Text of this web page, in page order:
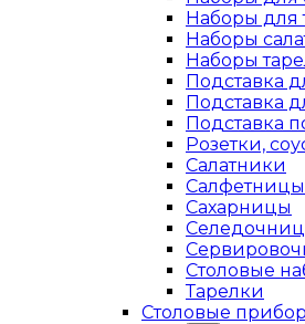
Наборы для
Наборы
Наборы
Подставка
Подставка
Подставка
Розетки,
Салатники
Сахарницы
Столовые
Тарелки
Столовые